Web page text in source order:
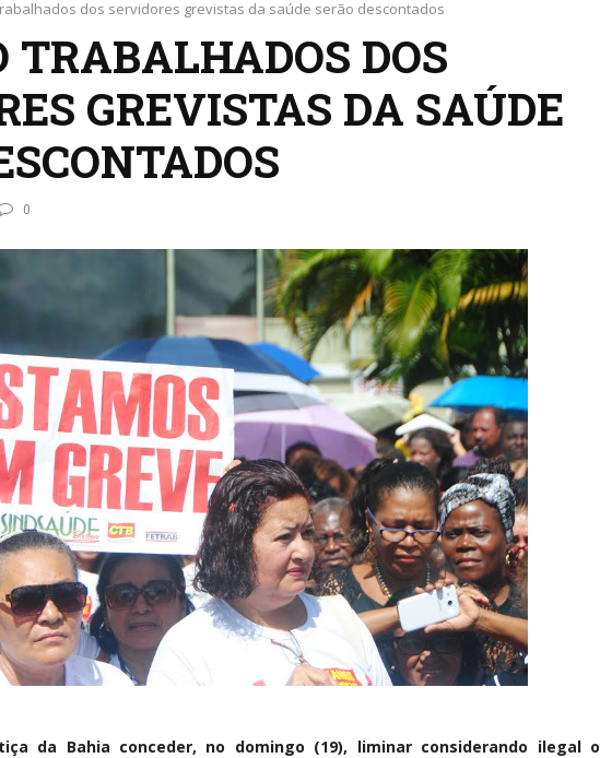
dos servidores grevistas da saúde serão descontados
TRABALHADOS DOS
GREVISTAS DA SAÚDE
0
da Bahia conceder, no domingo (19), liminar considerando ilegal o